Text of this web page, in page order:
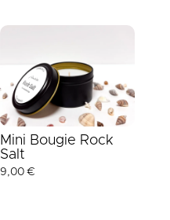
Mini Bougie Rock
Salt
9,00€